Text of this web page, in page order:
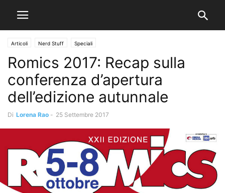
Articoli Nerd Stuff Speciali
Romics 2017: Recap sulla
conferenza d’apertura
dell’edizione autunnale
Di Lorena Rao - 25 Settembre 2017